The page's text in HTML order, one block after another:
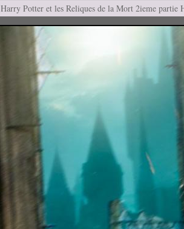
Harry Potter et les Reliques de la Mort 2ieme partie